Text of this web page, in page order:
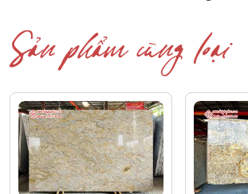
Sản phẩm cùng loại